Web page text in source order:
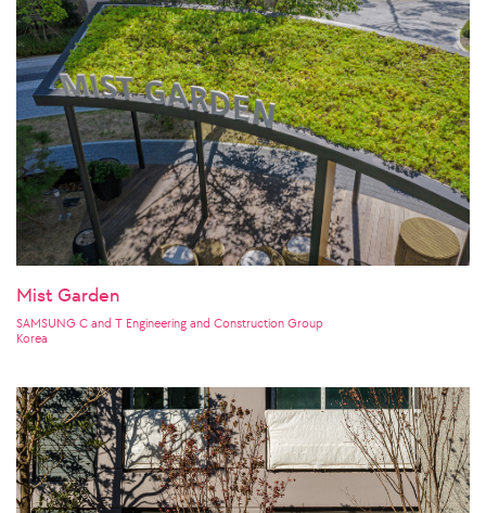
Mist Garden
SAMSUNG C and T Engineering and Construction Group
Korea